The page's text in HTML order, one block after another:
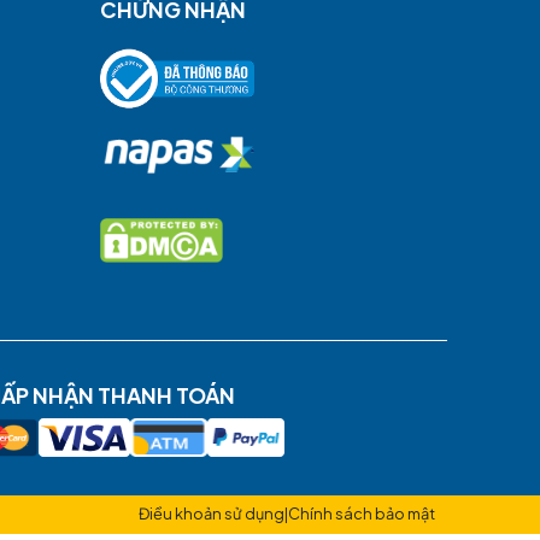
tour theo tìm kiếm của bạn